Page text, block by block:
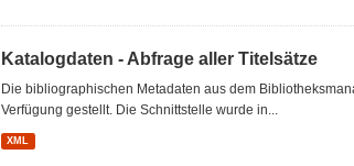
Katalogdaten - Abfrage aller Titelsätze
Die bibliographischen Metadaten aus dem
Verfügung gestellt. Die Schnittstelle wurde in...
XML